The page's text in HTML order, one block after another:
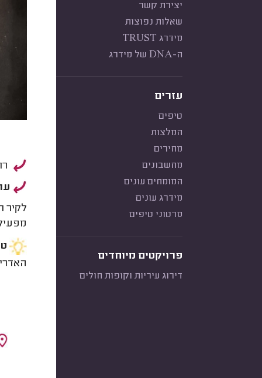
יצירת קשר
שאלות נפוצות
מידרג TRUST
ה-DNA של מידרג
עזרים
טיפים
המלצות
מחירים
מחשבונים
המומחים עונים
מידרג עונים
סרטוני טיפים
פרויקטים מיוחדים
דירוג עיריות וקופות חולים
לקיר